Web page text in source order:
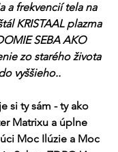
a frekvencií tela na
KRISTAAL plazma
SEBA AKO
zo starého života
vyššieho..
si ty sám - ty ako
Matrixu a úplne
Moc Ilúzie a Moc